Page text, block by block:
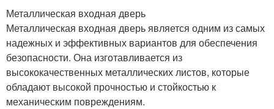
Металлическая входная дверь
Металлическая входная дверь является одним из самых
надежных и эффективных вариантов для обеспечения
безопасности. Она изготавливается из
высококачественных металлических листов, которые
обладают высокой прочностью и стойкостью к
механическим повреждениям.